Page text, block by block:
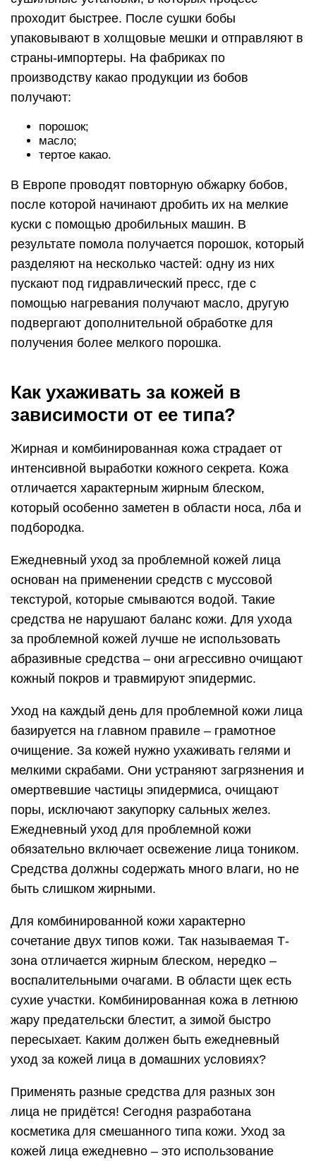
проходит быстрее. После сушки бобы
упаковывают в холщовые мешки и отправляют в
страны-импортеры. На фабриках по
производству какао продукции из бобов
получают:
порошок;
масло;
тертое какао.
В Европе проводят повторную обжарку бобов,
после которой начинают дробить их на мелкие
куски с помощью дробильных машин. В
результате помола получается порошок, который
разделяют на несколько частей: одну из них
пускают под гидравлический пресс, где с
помощью нагревания получают масло, другую
подвергают дополнительной обработке для
получения более мелкого порошка.
Как ухаживать за кожей в
зависимости от ее типа?
Жирная и комбинированная кожа страдает от
интенсивной выработки кожного секрета. Кожа
отличается характерным жирным блеском,
который особенно заметен в области носа, лба и
подбородка.
Ежедневный уход за проблемной кожей лица
основан на применении средств с муссовой
текстурой, которые смываются водой. Такие
средства не нарушают баланс кожи. Для ухода
за проблемной кожей лучше не использовать
абразивные средства – они агрессивно очищают
кожный покров и травмируют эпидермис.
Уход на каждый день для проблемной кожи лица
базируется на главном правиле – грамотное
очищение. За кожей нужно ухаживать гелями и
мелкими скрабами. Они устраняют загрязнения и
омертвевшие частицы эпидермиса, очищают
поры, исключают закупорку сальных желез.
Ежедневный уход для проблемной кожи
обязательно включает освежение лица тоником.
Средства должны содержать много влаги, но не
быть слишком жирными.
Для комбинированной кожи характерно
сочетание двух типов кожи. Так называемая Т-
зона отличается жирным блеском, нередко –
воспалительными очагами. В области щек есть
сухие участки. Комбинированная кожа в летнюю
жару предательски блестит, а зимой быстро
пересыхает. Каким должен быть ежедневный
уход за кожей лица в домашних условиях?
Применять разные средства для разных зон
лица не придётся! Сегодня разработана
косметика для смешанного типа кожи. Уход за
кожей лица ежедневно – это использование